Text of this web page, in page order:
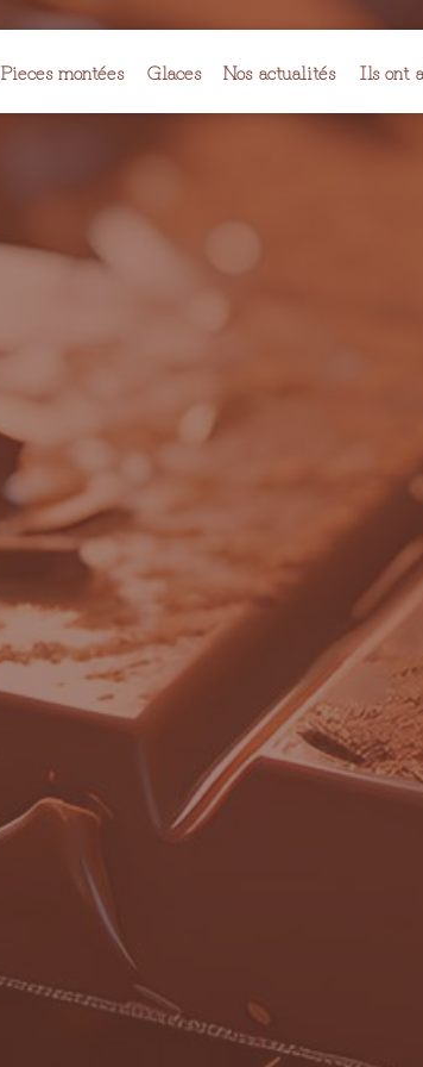
Pieces montées Glaces Nos actualités Ils ont